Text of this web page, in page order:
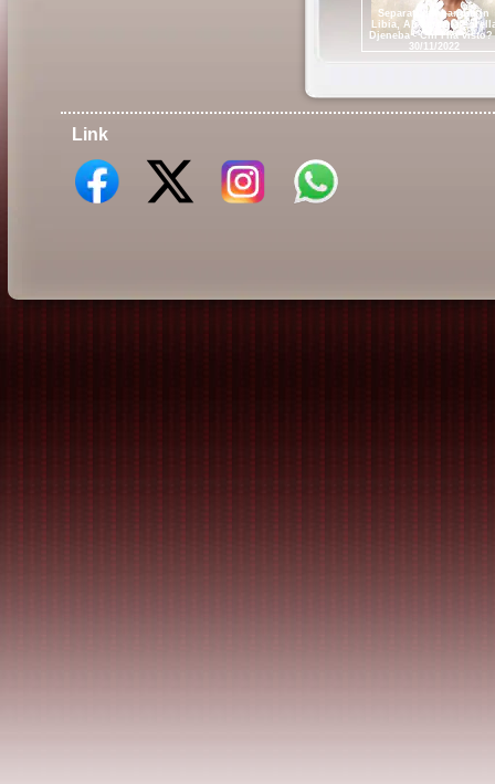
Separati dai banditi in
Libia, Alì cerca la
Djeneba - Chi l'ha visto?
30/11/2022
Link